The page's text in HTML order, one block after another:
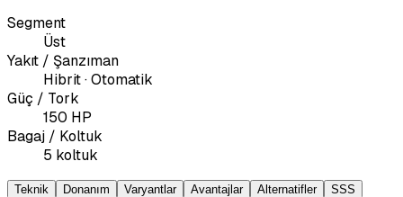
Segment
Üst
Yakıt / Şanzıman
Hibrit · Otomatik
Güç / Tork
150 HP
Bagaj / Koltuk
5 koltuk
Teknik Donanım Varyantlar Avantajlar Alternatifler SSS